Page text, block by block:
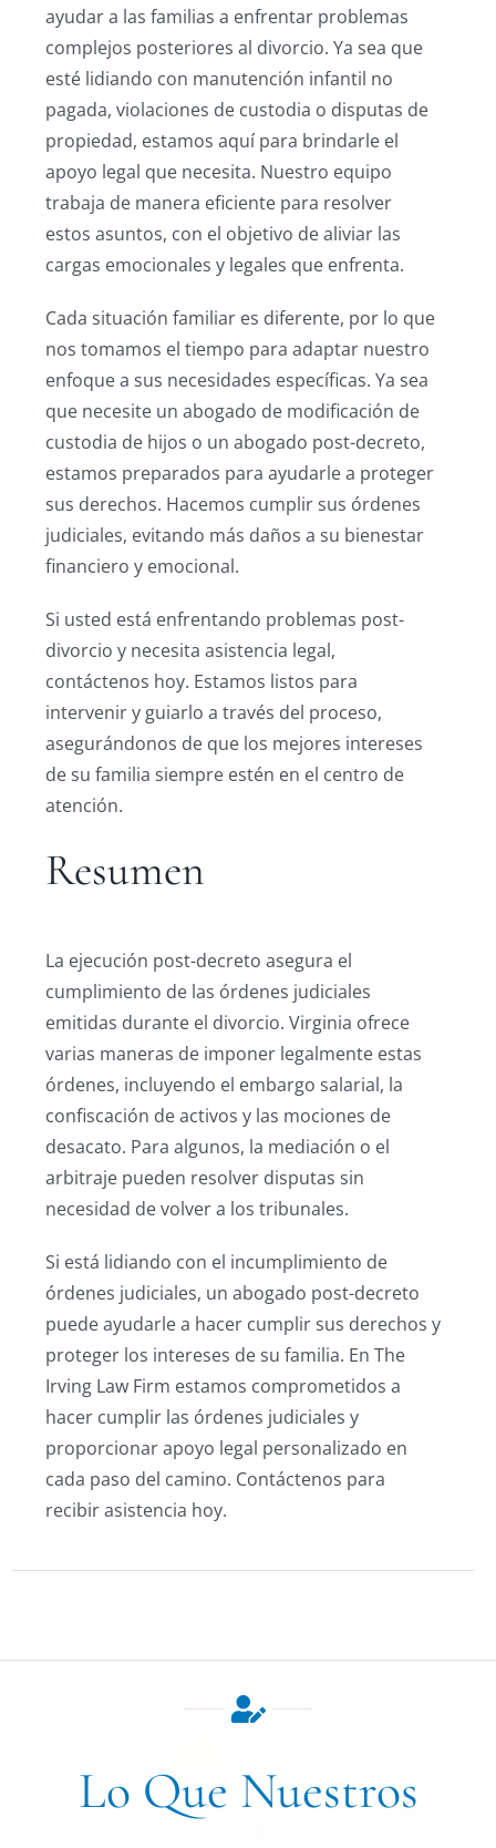
ayudar a las familias a enfrentar problemas
complejos posteriores al divorcio. Ya sea que
esté lidiando con manutención infantil no
pagada, violaciones de custodia o disputas de
propiedad, estamos aquí para brindarle el
apoyo legal que necesita. Nuestro equipo
trabaja de manera eficiente para resolver
estos asuntos, con el objetivo de aliviar las
cargas emocionales y legales que enfrenta.
Cada situación familiar es diferente, por lo que
nos tomamos el tiempo para adaptar nuestro
enfoque a sus necesidades específicas. Ya sea
que necesite un abogado de modificación de
custodia de hijos o un abogado post-decreto,
estamos preparados para ayudarle a proteger
sus derechos. Hacemos cumplir sus órdenes
judiciales, evitando más daños a su bienestar
financiero y emocional.
Si usted está enfrentando problemas post-
divorcio y necesita asistencia legal,
contáctenos hoy. Estamos listos para
intervenir y guiarlo a través del proceso,
asegurándonos de que los mejores intereses
de su familia siempre estén en el centro de
atención.
Resumen
La ejecución post-decreto asegura el
cumplimiento de las órdenes judiciales
emitidas durante el divorcio. Virginia ofrece
varias maneras de imponer legalmente estas
órdenes, incluyendo el embargo salarial, la
confiscación de activos y las mociones de
desacato. Para algunos, la mediación o el
arbitraje pueden resolver disputas sin
necesidad de volver a los tribunales.
Si está lidiando con el incumplimiento de
órdenes judiciales, un abogado post-decreto
puede ayudarle a hacer cumplir sus derechos y
proteger los intereses de su familia. En The
Irving Law Firm estamos comprometidos a
hacer cumplir las órdenes judiciales y
proporcionar apoyo legal personalizado en
cada paso del camino. Contáctenos para
recibir asistencia hoy.
Lo Que Nuestros